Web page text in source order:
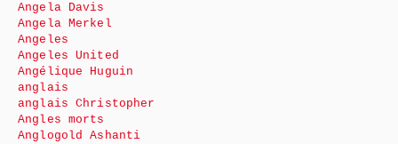
Angela Davis
Angela Merkel
Angeles
Angeles United
Angélique Huguin
anglais
anglais Christopher
Angles morts
Anglogold Ashanti